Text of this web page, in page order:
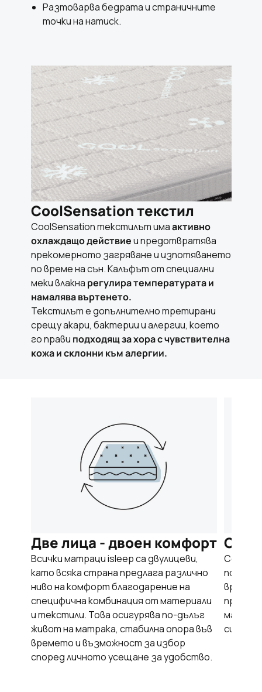
Разтоварва бедрата и страничните
точки на натиск.
CoolSensation текстил
CoolSensation текстилът имаактивно
охлаждащо действиеи предотвратява
прекомерното загряване и изпотяването
по време на сън. Калъфът от специални
меки влакна регулира температурата и
намалява въртенето.
Текстилът е допълнително третирани
срещу акари, бактерии и алергии, което
го прави подходящ за хора с чувствителна
кожа и склонни към алергии.
Две лица - двоен комфорт
Всички матраци isleep са двулицеви,
като всяка страна предлага различно
ниво на комфорт благодарение на
специфична комбинация от материали
и текстили. Това осигурява по-дълъг
живот на матрака, стабилна опора във
времето и възможност за избор
според личното усещане за удобство.
вредни
матрак
си,